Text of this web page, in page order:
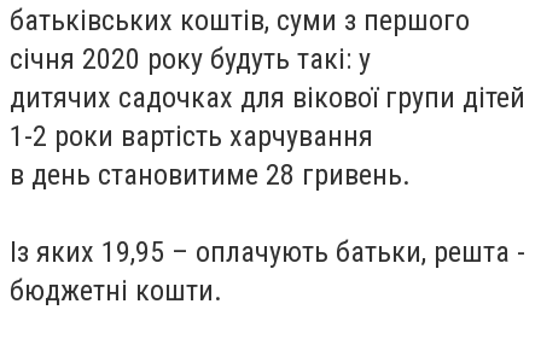
батьківських коштів, суми з першого
січня 2020 року будуть такі: у
дитячих садочках для вікової групи дітей
1-2 роки вартість харчування
в день становитиме 28 гривень.
Із яких 19,95 – оплачують батьки, решта -
бюджетні кошти.